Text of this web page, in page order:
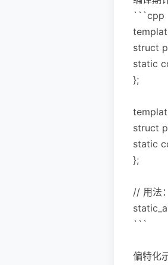
```cpp
struct
static
};
struct
static
};
// 用法：
```
偏特化